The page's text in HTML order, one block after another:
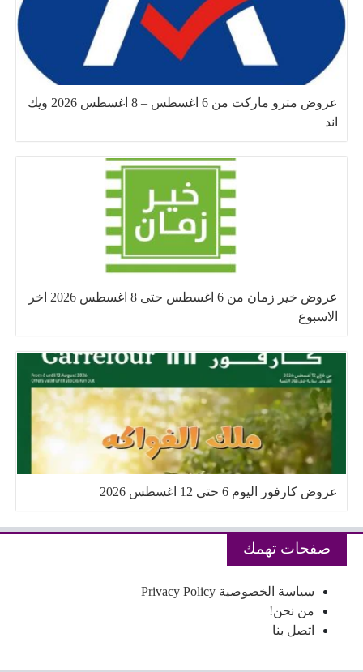
عروض مترو ماركت من 6 اغسطس – 8 اغسطس 2026 ويك
اند
عروض خير زمان من 6 اغسطس حتى 8 اغسطس 2026 اخر
الاسبوع
عروض كارفور اليوم 6 حتى 12 اغسطس 2026
صفحات تهمك
سياسة الخصوصية Privacy Policy
من نحن!
اتصل بنا